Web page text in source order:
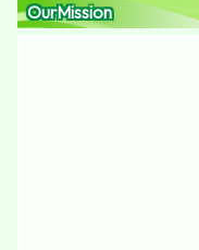
OurMission